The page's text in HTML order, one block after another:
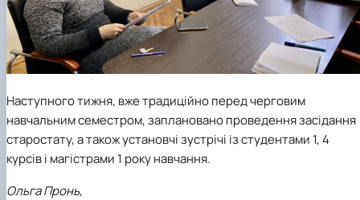
Наступного тижня, вже традиційно перед черговим
навчальним семестром, заплановано проведення засідання
старостату, а також установчі зустрічі із студентами 1, 4
курсів і магістрами 1 року навчання.
Ольга Пронь,